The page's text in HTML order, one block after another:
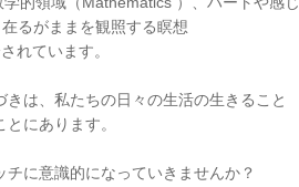
るがままを観照する瞑想
れています。
は、私たちの日々の生活の生きること
にあります。
に意識的になっていきませんか？